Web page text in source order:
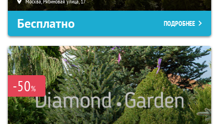
Бесплатно ПОДРОБНЕЕ
-50%